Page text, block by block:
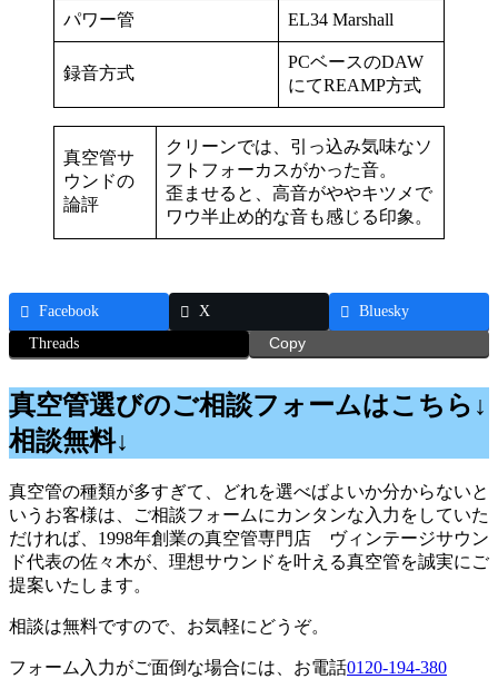
パワー管 EL34 Marshall
録音方式
PCベースのDAW
にてREAMP方式
真空管サ
ウンドの
論評
クリーンでは、引っ込み気味なソ
フトフォーカスがかった音。
歪ませると、高音がややキツメで
ワウ半止め的な音も感じる印象。
Facebook X
Bluesky
Threads
Copy
真空管選びのご相談フォームはこちら↓
相談無料↓
真空管の種類が多すぎて、どれを選べばよいか分からないと
いうお客様は、ご相談フォームにカンタンな入力をしていた
だければ、1998年創業の真空管専門店 ヴィンテージサウン
ド代表の佐々木が、理想サウンドを叶える真空管を誠実にご
提案いたします。
相談は無料ですので、お気軽にどうぞ。
フォーム入力がご面倒な場合には、お電話0120-194-380